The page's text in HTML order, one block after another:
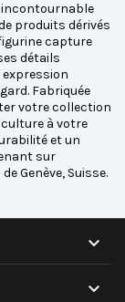
incontournable
produits dérivés
capture
détails
Fabriquée
votre collection
culture à votre
et un
sur
Genève, Suisse.

